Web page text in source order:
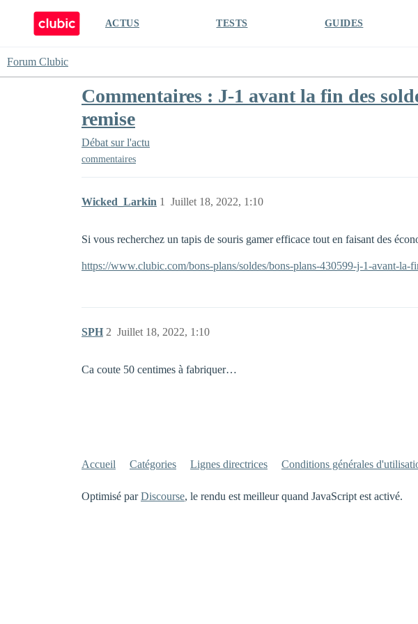
ACTUS TESTS GUIDES
Forum Clubic
Commentaires : J-1 avant la fin des
remise
Débat sur l'actu
commentaires
Wicked_Larkin Juillet 18, 2022, 1:10
1
Si vous recherchez un tapis de souris gamer efficace tout en faisant des
https://www.clubic.com/bons-plans/soldes/bons-plans-430599-j-1-avant-
SPH Juillet 18, 2022, 1:10
2
Ca coute 50 centimes à fabriquer…
Accueil Catégories Lignes directrices Conditions générales
Optimisé parDiscourse, le rendu est meilleur quand JavaScript est activé.